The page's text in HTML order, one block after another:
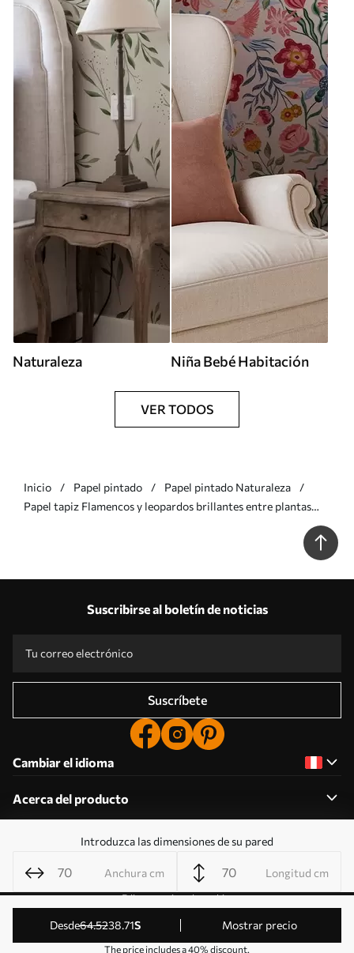
Introduzca las dimensiones de su pared
Anchura cm Longitud cm
desde64.5238.71S Mostrar precio
The price includes a 40% discount.
Naturaleza Niña Bebé Habitación
VER TODOS
Inicio Papel pintado
Papel pintado Naturaleza
Papel tapiz Flamencos y leopardos brillantes entre plantas
Suscribirse al boletín de noticias
Suscríbete
Cambiar el idioma
Acerca del producto
Acerca de la empresa
Editar permisos de cookies
© 2011-2026 Uwalls . Todos los derechos reservados.
Gestionado por KLW Sp. z o.o. CIF: PL9223057591.